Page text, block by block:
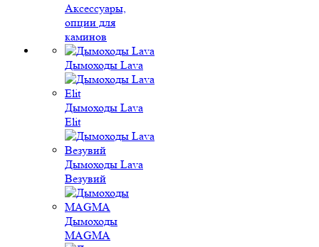
Аксессуары,
опции для
каминов
Дымоходы Lava
Дымоходы Lava
Elit
Дымоходы Lava
Везувий
Дымоходы
MAGMA